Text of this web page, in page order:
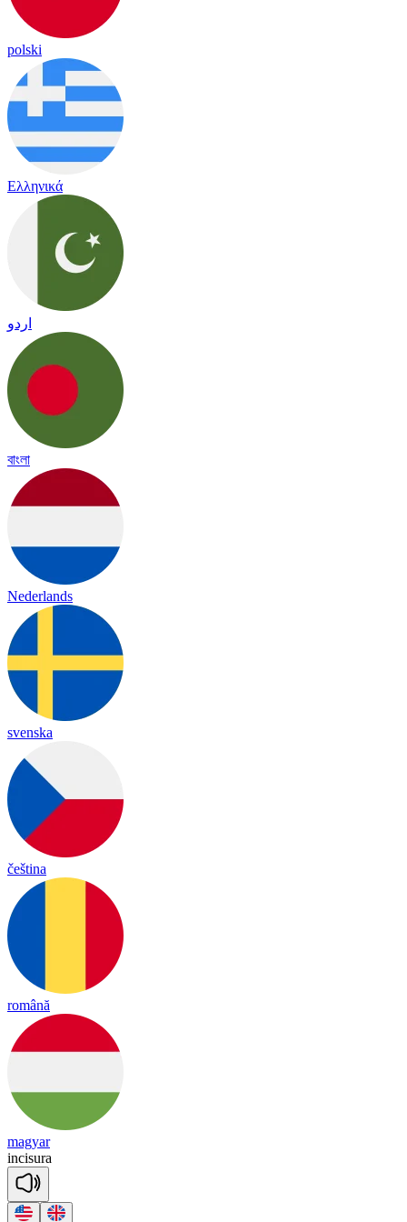
polski
Ελληνικά
اردو
বাংলা
Nederlands
svenska
čeština
română
magyar
incisura